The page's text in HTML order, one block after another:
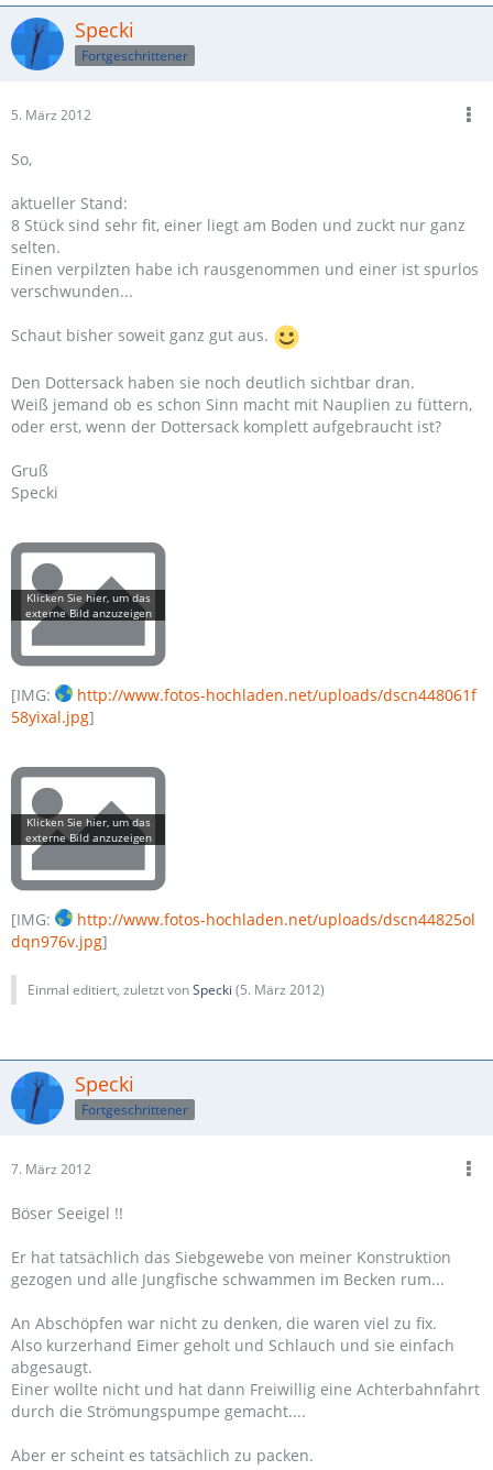
Specki
Fortgeschrittener
5. März 2012
So,
aktueller Stand:
8 Stück sind sehr fit, einer liegt am Boden und zuckt nur ganz
selten.
Einen verpilzten habe ich rausgenommen und einer ist spurlos
verschwunden...
Schaut bisher soweit ganz gut aus.
Den Dottersack haben sie noch deutlich sichtbar dran.
Weiß jemand ob es schon Sinn macht mit Nauplien zu füttern,
oder erst, wenn der Dottersack komplett aufgebraucht ist?
Gruß
Specki
[IMG:
http://www.fotos-hochladen.net/uploads/dscn448061f
58yixal.jpg]
[IMG:
http://www.fotos-hochladen.net/uploads/dscn44825ol
dqn976v.jpg]
Einmal editiert, zuletzt vonSpecki (5. März 2012)
Specki
Fortgeschrittener
7. März 2012
Böser Seeigel !!
Er hat tatsächlich das Siebgewebe von meiner Konstruktion
gezogen und alle Jungfische schwammen im Becken rum...
An Abschöpfen war nicht zu denken, die waren viel zu fix.
Also kurzerhand Eimer geholt und Schlauch und sie einfach
abgesaugt.
Einer wollte nicht und hat dann Freiwillig eine Achterbahnfahrt
durch die Strömungspumpe gemacht....
Aber er scheint es tatsächlich zu packen.